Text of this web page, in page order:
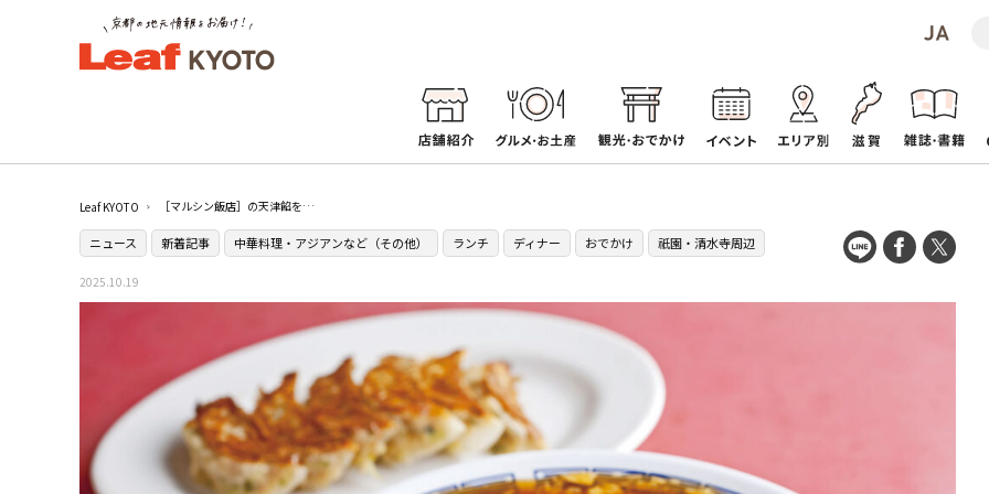
Leaf KYOTO ［マルシン飯店］の天津餡をフリーズドライに！ メッセンジャー・黒田さん監修で誕生した“あの味”の開発秘話を聞いてみた
ニュース 新着記事 中華料理・アジアンなど（その他） ランチ ディナー おでかけ 祇園・清水寺周辺
2025.10.19